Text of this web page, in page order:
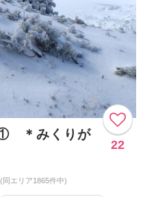
① ＊みくりが
22
同エリア1865件中)